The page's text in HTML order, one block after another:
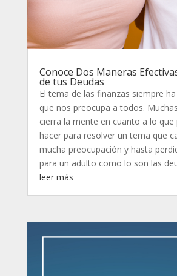
Conoce Dos Maneras
de tus Deudas
El tema de las finanzas siempre
que nos preocupa a todos.
cierra la mente en cuanto a lo
hacer para resolver un tema que
mucha preocupación y hasta
para un adulto como lo son las
leer más